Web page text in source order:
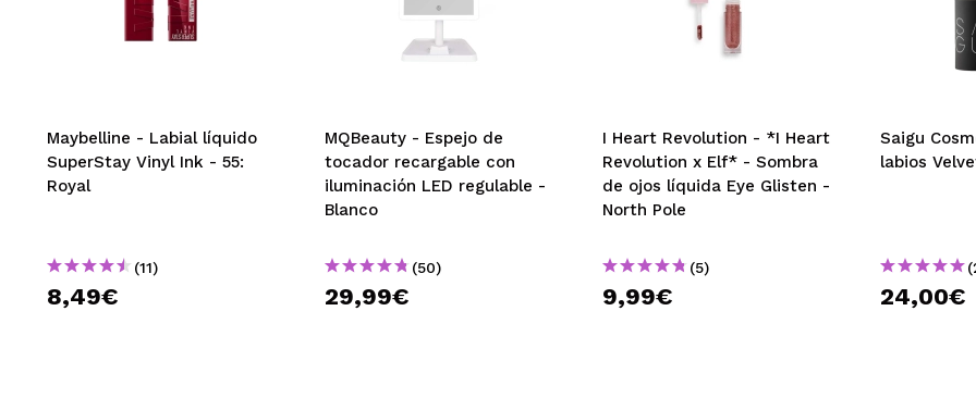
Maybelline - Labial líquido
SuperStay Vinyl Ink - 55:
Royal
(11)
8,49€
MQBeauty - Espejo de
tocador recargable con
iluminación LED regulable -
Blanco
(50)
29,99€
I Heart Revolution - *I Heart
Revolution x Elf* - Sombra
de ojos líquida Eye Glisten -
North Pole
(5)
9,99€
Saigu
labios
24,00€